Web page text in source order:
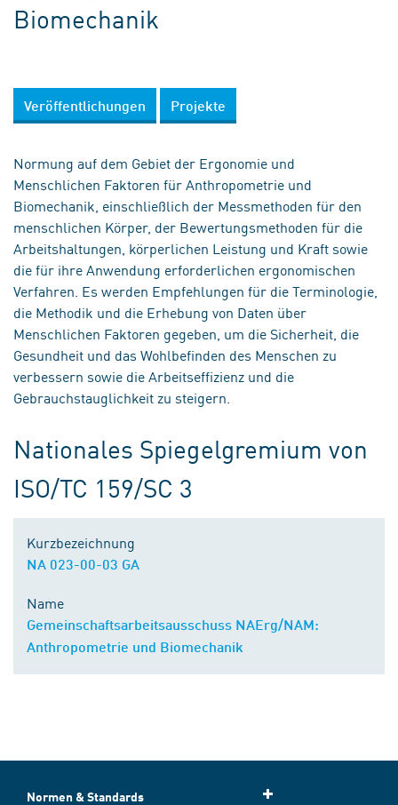
Biomechanik
Veröffentlichungen Projekte
Normung auf dem Gebiet der Ergonomie und
Menschlichen Faktoren für Anthropometrie und
Biomechanik, einschließlich der Messmethoden für den
menschlichen Körper, der Bewertungsmethoden für die
Arbeitshaltungen, körperlichen Leistung und Kraft sowie
die für ihre Anwendung erforderlichen ergonomischen
Verfahren. Es werden Empfehlungen für die Terminologie,
die Methodik und die Erhebung von Daten über
Menschlichen Faktoren gegeben, um die Sicherheit, die
Gesundheit und das Wohlbefinden des Menschen zu
verbessern sowie die Arbeitseffizienz und die
Gebrauchstauglichkeit zu steigern.
Nationales Spiegelgremium von
ISO/TC 159/SC 3
Kurzbezeichnung
NA 023-00-03 GA
Name
Gemeinschaftsarbeitsausschuss NAErg/NAM:
Anthropometrie und Biomechanik
Normen & Standards